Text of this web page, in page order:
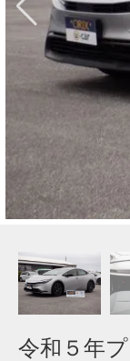
令和５年